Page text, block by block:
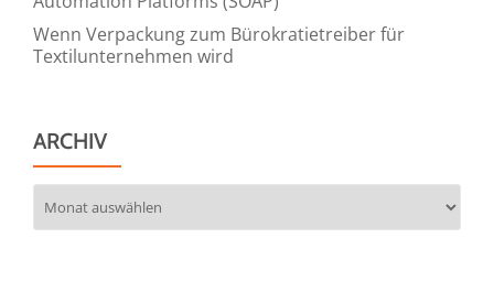
Wenn Verpackung zum Bürokratietreiber für
Textilunternehmen wird
ARCHIV